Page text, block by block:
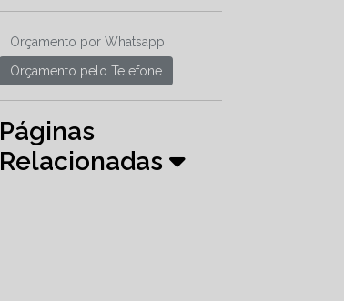
Orçamento por Whatsapp
Orçamento pelo Telefone
Páginas
Relacionadas